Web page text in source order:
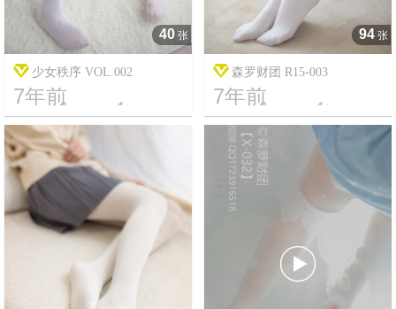
40 张
少女秩序 VOL.002
7年前
12 3965
94 张
森罗财团 R15-003
7年前
14 2481
